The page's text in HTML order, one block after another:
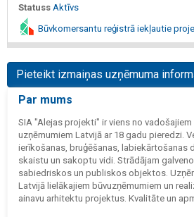
Statuss Aktīvs
Būvkomersantu reģistrā iekļautie
Pieteikt izmaiņas uzņēmuma
Par mums
SIA "Alejas projekti" ir viens no
uzņēmumiem Latvijā ar 18 gadu pieredzi.
ierīkošanas, bruģēšanas, labiekārtošanas
skaistu un sakoptu vidi. Strādājam
sabiedriskos un publiskos objektos.
Latvijā lielākajiem būvuzņēmumiem un
ainavu arhitektu projektus. Kvalitāte un
prioritāte. Uzņēmuma komandā darbojas